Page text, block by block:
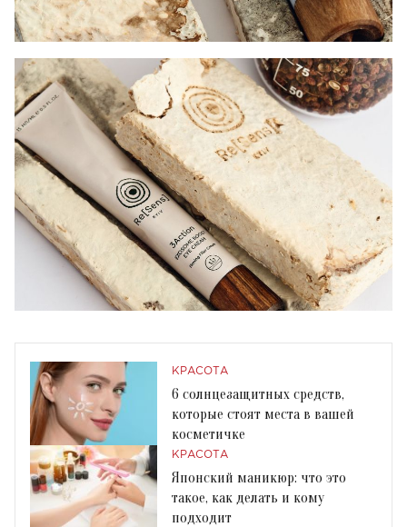
КРАСОТА
6 солнцезащитных средств,
которые стоят места в вашей
косметичке
КРАСОТА
Японский маникюр: что это
такое, как делать и кому
подходит